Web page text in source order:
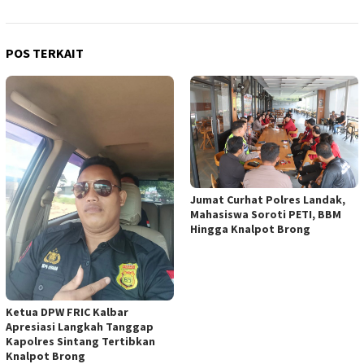
POS TERKAIT
Ketua DPW FRIC Kalbar
Apresiasi Langkah Tanggap
Kapolres Sintang Tertibkan
Knalpot Brong
Jumat Curhat Polres Landak,
Mahasiswa Soroti PETI, BBM
Hingga Knalpot Brong